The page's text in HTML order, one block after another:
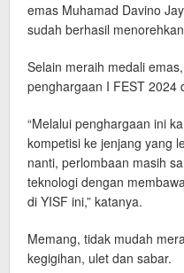
emas Muhamad Davino
sudah berhasil
Selain meraih medali
penghargaan I FEST 2024
“Melalui penghargaan ini
kompetisi ke jenjang yang
nanti, perlombaan masih
teknologi dengan
di YISF ini,” katanya.
Memang, tidak mudah
kegigihan, ulet dan sabar.